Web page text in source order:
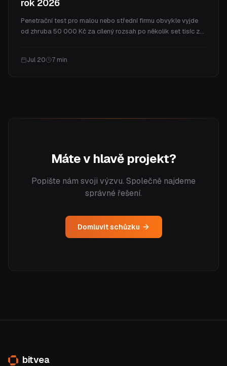
rok 2026
Penetrační test pro malou nebo střední firmu obvykle vyjde
od zhruba 50 000 Kč za cílený rozsah po několik set tisíc za
jak často test potřebujete.
Jul 20 7 min
Máte v hlavě projekt?
Popište nám svoji výzvu. Společně najdeme
správné řešení.
Domluvit schůzku
bitvea